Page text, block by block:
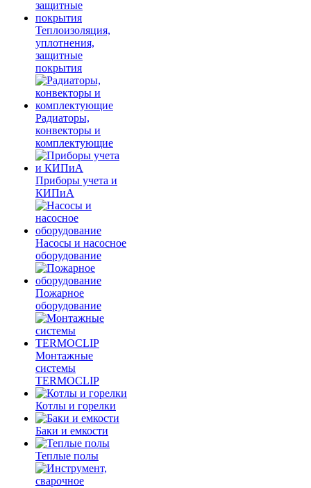
Теплоизоляция,
уплотнения,
защитные
покрытия
Радиаторы,
конвекторы и
комплектующие
Приборы учета и
КИПиА
Насосы и насосное
оборудование
Пожарное
оборудование
Монтажные
системы
TERMOCLIP
Котлы и горелки
Баки и емкости
Теплые полы